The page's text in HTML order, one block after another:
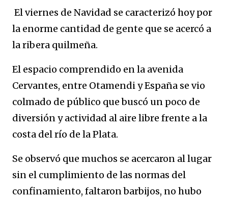
El viernes de Navidad se caracterizó hoy por
la enorme cantidad de gente que se acercó a
la ribera quilmeña.
El espacio comprendido en la avenida
Cervantes, entre Otamendi y España se vio
colmado de público que buscó un poco de
diversión y actividad al aire libre frente a la
costa del río de la Plata.
Se observó que muchos se acercaron al lugar
sin el cumplimiento de las normas del
confinamiento, faltaron barbijos, no hubo